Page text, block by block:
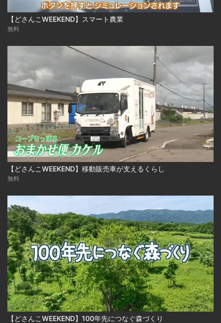
【どさんこWEEKEND】スマート農業
無料
【どさんこWEEKEND】移動販売車が支えるくらし
無料
【どさんこWEEKEND】100年先につなぐ森づくり